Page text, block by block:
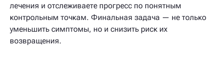
лечения и отслеживаете прогресс по понятным
контрольным точкам. Финальная задача — не только
уменьшить симптомы, но и снизить риск их
возвращения.